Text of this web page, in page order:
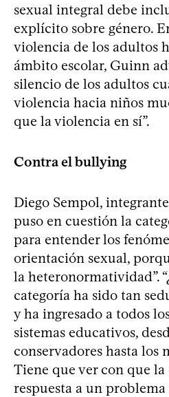
sexual integral debe
explícito sobre género.
violencia de los adultos
ámbito escolar, Guinn
silencio de los adultos
violencia hacia niños
que la violencia en sí”.
Contra el bullying
Diego Sempol,
puso en cuestión la
para entender los
orientación sexual,
la heteronormatividad”.
categoría ha sido tan
y ha ingresado a todos
sistemas educativos,
conservadores hasta los
Tiene que ver con que
respuesta a un